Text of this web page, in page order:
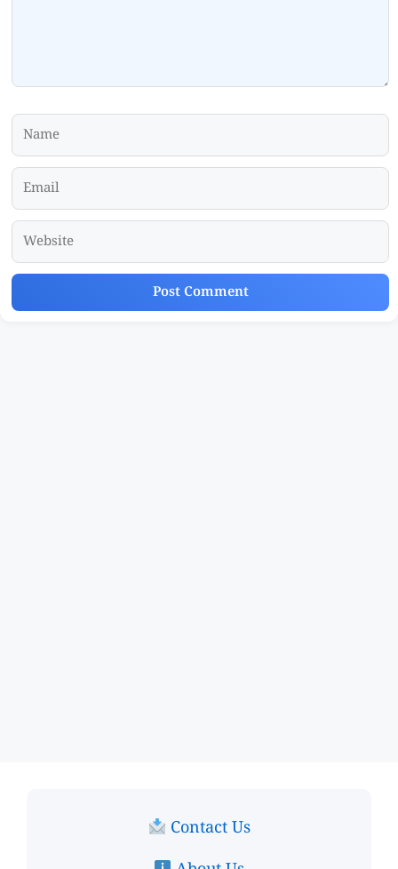
Name
Email
Website
Contact Us